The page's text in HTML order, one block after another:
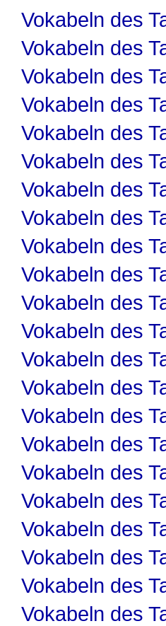
Vokabeln des
Vokabeln des
Vokabeln des
Vokabeln des
Vokabeln des
Vokabeln des
Vokabeln des
Vokabeln des
Vokabeln des
Vokabeln des
Vokabeln des
Vokabeln des
Vokabeln des
Vokabeln des
Vokabeln des
Vokabeln des
Vokabeln des
Vokabeln des
Vokabeln des
Vokabeln des
Vokabeln des
Vokabeln des